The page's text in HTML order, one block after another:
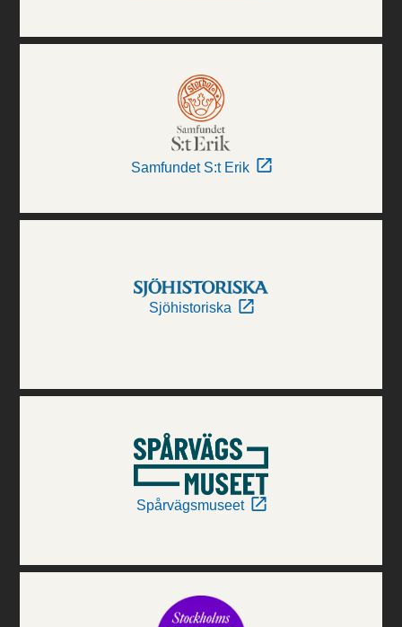
Samfundet S:t Erik
Sjöhistoriska
Spårvägsmuseet